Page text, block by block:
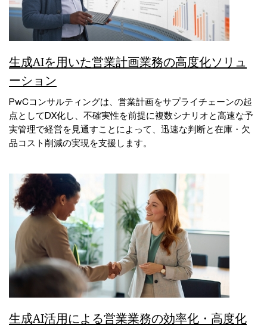
生成AIを用いた営業計画業務の高度化ソリュ
ーション
PwCコンサルティングは、営業計画をサプライチェーンの起
点としてDX化し、不確実性を前提に複数シナリオと高速な予
実管理で経営を見通すことによって、迅速な判断と在庫・欠
品コスト削減の実現を支援します。
生成AI活用による営業業務の効率化・高度化